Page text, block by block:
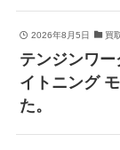
2026年8月5日 買
テンジンワ
イトニング
た。